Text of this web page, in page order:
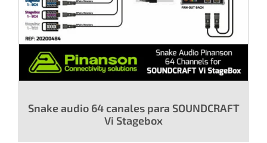
Snake audio 64 canales para SOUNDCRAFT
Vi Stagebox